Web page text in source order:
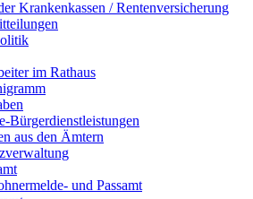
Krankenkassen / Rentenversicherung
im Rathaus
Bürgerdienstleistungen
aus den Ämtern
und Passamt